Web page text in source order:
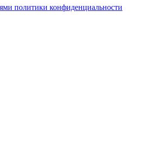
политики конфиденциальности